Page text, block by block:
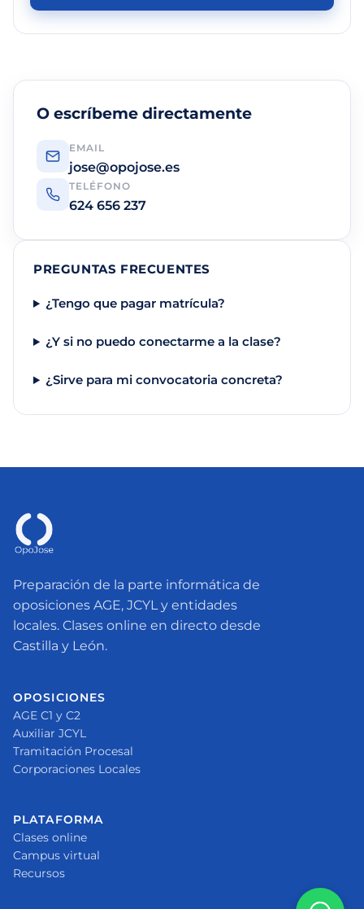
O escríbeme directamente
EMAIL
jose@opojose.es
TELÉFONO
624 656 237
PREGUNTAS FRECUENTES
¿Tengo que pagar matrícula?
¿Y si no puedo conectarme a la clase?
¿Sirve para mi convocatoria concreta?
Preparación de la parte informática de
oposiciones AGE, JCYL y entidades
locales. Clases online en directo desde
Castilla y León.
OPOSICIONES
AGE C1 y C2
Auxiliar JCYL
Tramitación Procesal
Corporaciones Locales
PLATAFORMA
Clases online
Campus virtual
Recursos